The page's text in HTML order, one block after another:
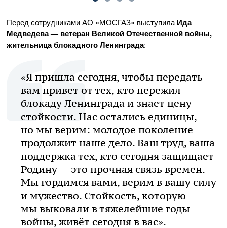
Перед сотрудникамиАО «МОСГАЗ» выступила Ида
Медведева — ветеран Великой Отечественной войны,
жительница блокадного Ленинграда:
«Я пришла сегодня, чтобы передать
вам привет от тех, кто пережил
блокаду Ленинграда и знает цену
стойкости. Нас остались единицы,
но мы верим: молодое поколение
продолжит наше дело. Ваш труд, ваша
поддержка тех, кто сегодня защищает
Родину — это прочная связь времен.
Мы гордимся вами, верим в вашу силу
и мужество. Стойкость, которую
мы выковали в тяжелейшие годы
войны, живёт сегодня в вас».